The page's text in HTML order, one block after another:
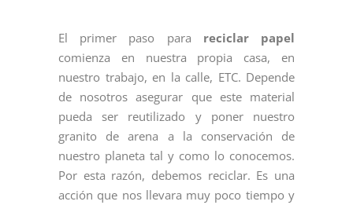
El primer paso para reciclar papel
comienza en nuestra propia casa, en
nuestro trabajo, en la calle, ETC. Depende
de nosotros asegurar que este material
pueda ser reutilizado y poner nuestro
granito de arena a la conservación de
nuestro planeta tal y como lo conocemos.
Por esta razón, debemos reciclar. Es una
acción que nos llevara muy poco tiempo y